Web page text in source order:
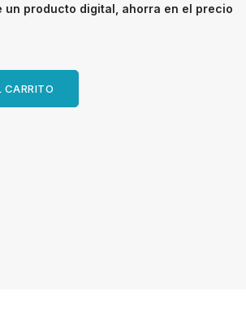
producto digital, ahorra en el precio
CARRITO